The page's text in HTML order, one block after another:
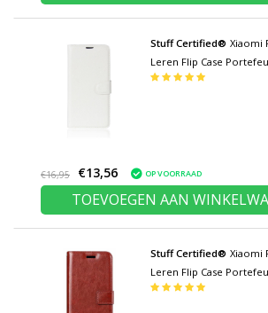
Stuff Certified® Xiaomi
Leren Flip Case
Wallet Cover Cas Hoesje
€16,95 €13,56 OP VOORRAAD
TOEVOEGEN AAN
Stuff Certified® Xiaomi
Leren Flip Case
Wallet Cover Cas Hoesje